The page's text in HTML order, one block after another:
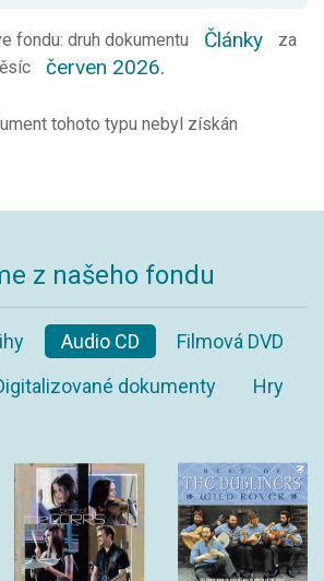
fondu: druh dokumentu Články
za
červen 2026.
tohoto typu nebyl získán
z našeho fondu
Audio CD
Filmová DVD
dokumenty Hry